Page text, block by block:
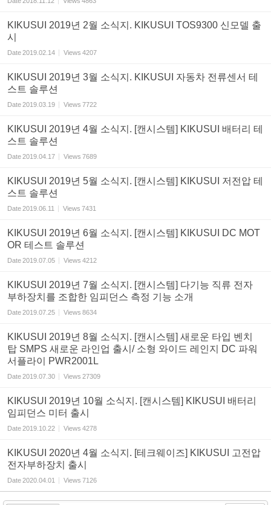
KIKUSUI 2019년 2월 소식지. KIKUSUI TOS9300 신모델 출
시
Date2019.02.14 Views 4207
KIKUSUI 2019년 3월 소식지. KIKUSUI 자동차 전류센서 테
스트 솔루션
Date2019.03.19 Views 7722
KIKUSUI 2019년 4월 소식지. [캔시스템] KIKUSUI 배터리 테
스트 솔루션
Date2019.04.17 Views 7689
KIKUSUI 2019년 5월 소식지. [캔시스템] KIKUSUI 저전압 테
스트 솔루션
Date2019.06.11 Views 7431
KIKUSUI 2019년 6월 소식지. [캔시스템] KIKUSUI DC MOT
OR 테스트 솔루션
Date2019.07.05 Views 4212
KIKUSUI 2019년 7월 소식지. [캔시스템] 다기능 직류 전자
부하장치를 조합한 임피던스 측정 기능 소개
Date2019.07.25 Views 8634
KIKUSUI 2019년 8월 소식지. [캔시스템] 새로운 타입 벤치
탑 SMPS 새로운 라인업 출시/ 소형 와이드 레인지 DC 파워
서플라이 PWR2001L
Date2019.07.30 Views 27309
KIKUSUI 2019년 10월 소식지. [캔시스템] KIKUSUI 배터리
임피던스 미터 출시
Date2019.10.22 Views 4278
KIKUSUI 2020년 4월 소식지. [테크웨이즈] KIKUSUI 고전압
전자부하장치 출시
Date2020.04.01 Views 7126